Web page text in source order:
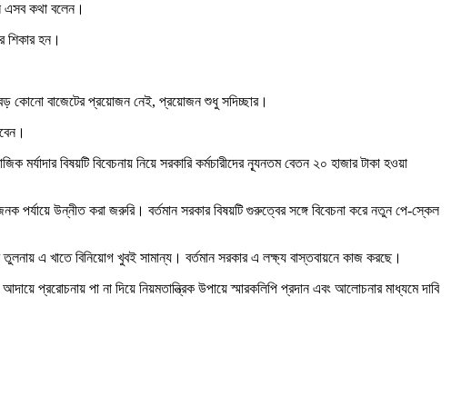
এসব কথা বলেন।
শিকার হন।
বড় কোনো বাজেটের প্রয়োজন নেই, প্রয়োজন শুধু সদিচ্ছার।
বিষয়টি বিবেচনায় নিয়ে সরকারি কর্মচারীদের ন্যূনতম বেতন ২০ হাজার টাকা হওয়া
পর্যায়ে উন্নীত করা জরুরি। বর্তমান সরকার বিষয়টি গুরুত্বের সঙ্গে বিবেচনা করে নতুন পে-স্কেল
তুলনায় এ খাতে বিনিয়োগ খুবই সামান্য। বর্তমান সরকার এ লক্ষ্য বাস্তবায়নে কাজ করছে।
প্ররোচনায় পা না দিয়ে নিয়মতান্ত্রিক উপায়ে স্মারকলিপি প্রদান এবং আলোচনার মাধ্যমে দাবি